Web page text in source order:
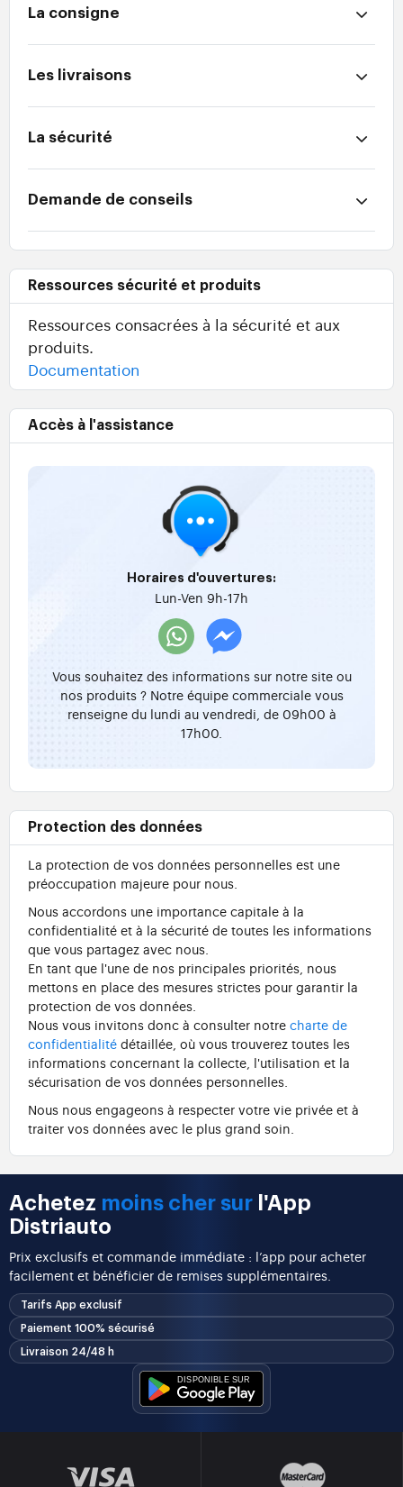
La consigne
Les livraisons
La sécurité
Demande de conseils
Ressources sécurité et produits
Ressources consacrées à la sécurité et aux
produits.
Documentation
Accès à l'assistance
Horaires d'ouvertures:
Lun-Ven 9h-17h
Vous souhaitez des informations sur notre site ou
nos produits ? Notre équipe commerciale vous
renseigne du lundi au vendredi, de 09h00 à
17h00.
Protection des données
La protection de vos données personnelles est une
préoccupation majeure pour nous.
Nous accordons une importance capitale à la
confidentialité et à la sécurité de toutes les informations
que vous partagez avec nous.
En tant que l'une de nos principales priorités, nous
mettons en place des mesures strictes pour garantir la
protection de vos données.
Nous vous invitons donc à consulter notre charte de
confidentialité détaillée, où vous trouverez toutes les
informations concernant la collecte, l'utilisation et la
sécurisation de vos données personnelles.
Nous nous engageons à respecter votre vie privée et à
traiter vos données avec le plus grand soin.
Achetez moins cher sur l'App
Distriauto
Prix exclusifs et commande immédiate : l’app pour acheter
facilement et bénéficier de remises supplémentaires.
Tarifs App exclusif
Paiement 100% sécurisé
Livraison 24/48 h